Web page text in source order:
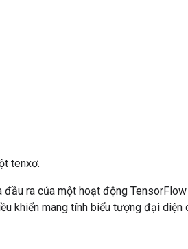
tenxơ.
ra của một hoạt động
khiển mang tính biểu tượng đại diện